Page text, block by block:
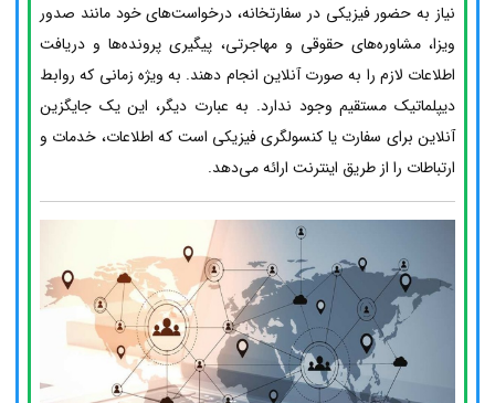
نیاز به حضور فیزیکی در سفارتخانه، درخواست‌های خود مانند صدور
ویزا، مشاوره‌های حقوقی و مهاجرتی، پیگیری پرونده‌ها و دریافت
اطلاعات لازم را به صورت آنلاین انجام دهند. به ویژه زمانی که روابط
دیپلماتیک مستقیم وجود ندارد. به عبارت دیگر، این یک جایگزین
آنلاین برای سفارت یا کنسولگری فیزیکی است که اطلاعات، خدمات و
ارتباطات را از طریق اینترنت ارائه می‌دهد.